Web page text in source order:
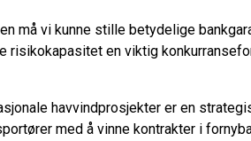
må vi kunne stille betydelige
en viktig
havvindprosjekter er en
med å vinne kontrakter i